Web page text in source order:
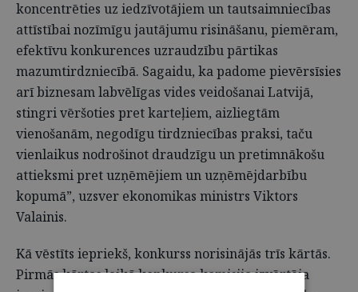
koncentrēties uz iedzīvotājiem un tautsaimniecības
attīstībai nozīmīgu jautājumu risināšanu, piemēram,
efektīvu konkurences uzraudzību pārtikas
mazumtirdzniecībā. Sagaidu, ka padome pievērsīsies
arī biznesam labvēlīgas vides veidošanai Latvijā,
stingri vēršoties pret karteļiem, aizliegtām
vienošanām, negodīgu tirdzniecības praksi, taču
vienlaikus nodrošinot draudzīgu un pretimnākošu
attieksmi pret uzņēmējiem un uzņēmējdarbību
kopumā”, uzsver ekonomikas ministrs Viktors
Valainis.
Kā vēstīts iepriekš, konkurss norisinājās trīs kārtās.
Pirmās kārtas laikā konkursa komisija izvērtēja